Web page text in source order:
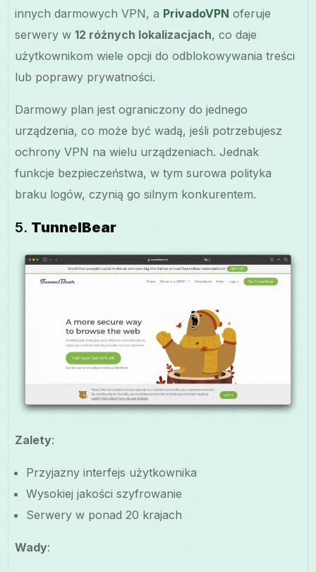
innych darmowych VPN, a PrivadoVPN oferuje
serwery w12 różnych lokalizacjach, co daje
użytkownikom wiele opcji do odblokowywania treści
lub poprawy prywatności.
Darmowy plan jest ograniczony do jednego
urządzenia, co może być wadą, jeśli potrzebujesz
ochrony VPN na wielu urządzeniach. Jednak
funkcje bezpieczeństwa, w tym surowa polityka
braku logów, czynią go silnym konkurentem.
5. TunnelBear
Zalety:
Przyjazny interfejs użytkownika
Wysokiej jakości szyfrowanie
Serwery w ponad 20 krajach
Wady: